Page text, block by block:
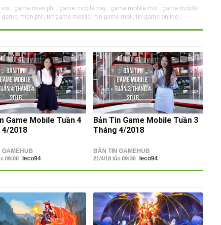
ios , game mien phi , game mobile hay , game mobile moi , game mobile
game mien phi , tin game mobile , tin game moi , tin game online ,
Game Mobile Tuần 4
2018
GAMEHUB
09:00 leco94
Bản Tin Game Mobile Tuần 3
Tháng 4/2018
BẢN TIN GAMEHUB
21/4/18 lúc 09:30 leco94